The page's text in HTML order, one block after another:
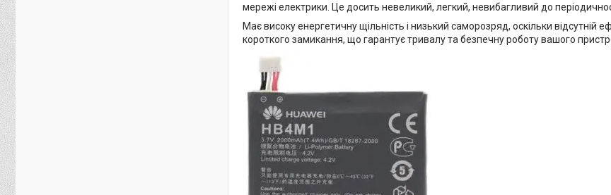
мережі електрики. Це досить невеликий, легкий, невибагливий до
Має високу енергетичну щільність і низький саморозряд, оскільки
короткого замикання, що гарантує тривалу та безпечну роботу вашого